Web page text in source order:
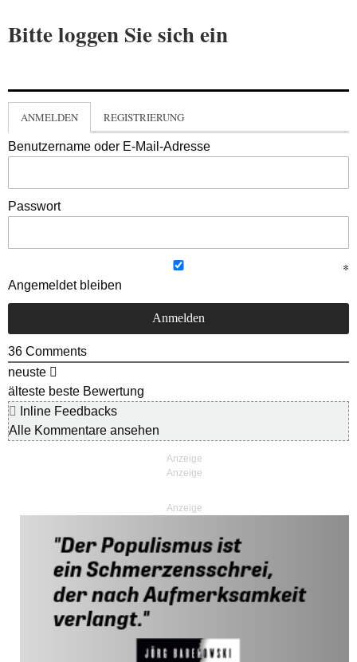
Bitte loggen Sie sich ein
ANMELDEN REGISTRIERUNG
Benutzername oder E-Mail-Adresse
Passwort
Angemeldet bleiben
36 Comments
neuste
älteste beste Bewertung
Inline Feedbacks
Alle Kommentare ansehen
Anzeige